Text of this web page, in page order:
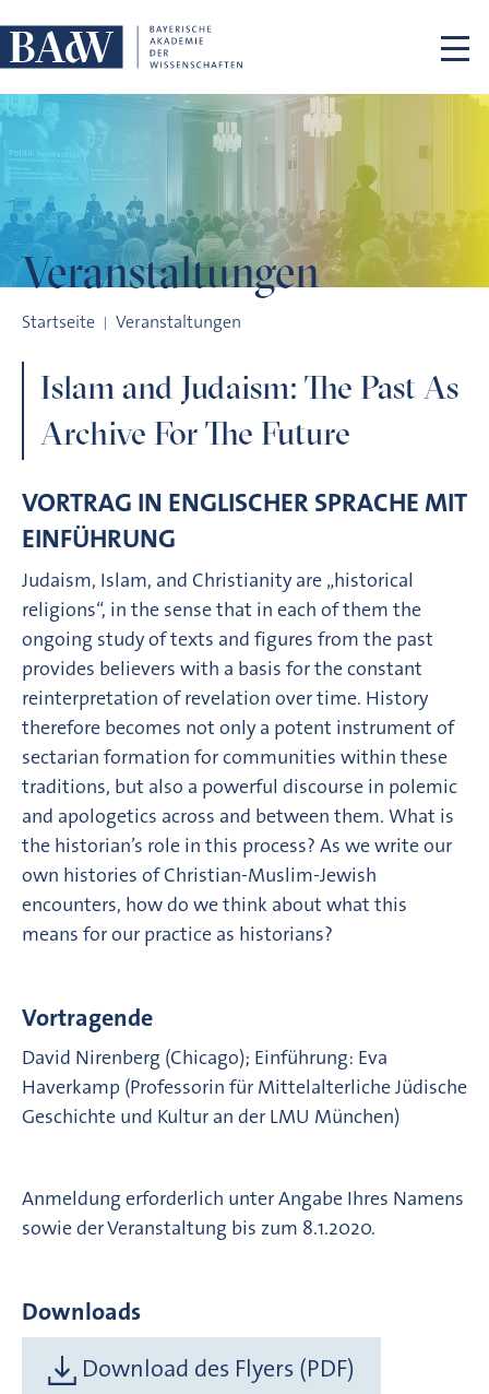
Veranstaltungen
Startseite Veranstaltungen
Islam and Judaism: The Past As
Archive For The Future
VORTRAG IN ENGLISCHER SPRACHE MIT
EINFÜHRUNG
Judaism, Islam, and Christianity are „historical
religions“, in the sense that in each of them the
ongoing study of texts and figures from the past
provides believers with a basis for the constant
reinterpretation of revelation over time. History
therefore becomes not only a potent instrument of
sectarian formation for communities within these
traditions, but also a powerful discourse in polemic
and apologetics across and between them. What is
the historian’s role in this process? As we write our
own histories of Christian-Muslim-Jewish
encounters, how do we think about what this
means for our practice as historians?
Vortragende
David Nirenberg (Chicago); Einführung: Eva
Haverkamp (Professorin für Mittelalterliche Jüdische
Geschichte und Kultur an der LMU München)
Anmeldung erforderlich unter Angabe Ihres Namens
sowie der Veranstaltung bis zum 8.1.2020.
Downloads
Download des Flyers (PDF)